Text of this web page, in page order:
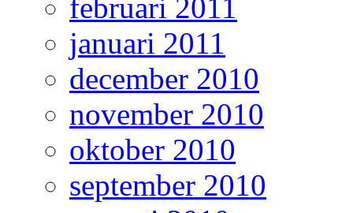
februari 2011
januari 2011
december 2010
november 2010
oktober 2010
september 2010